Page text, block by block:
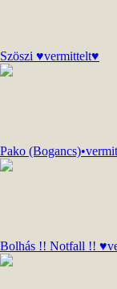
Szöszi ♥vermittelt♥
Pako
Bolhás !! Notfall !!